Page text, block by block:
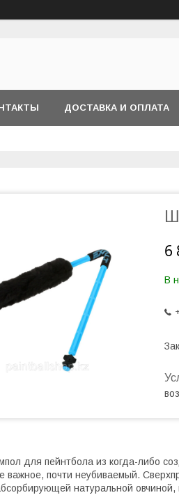
ДОСТАВКА И ОПЛАТА
6
В
для пейнтбола из когда-либо
важное, почти неубиваемый.
натуральной